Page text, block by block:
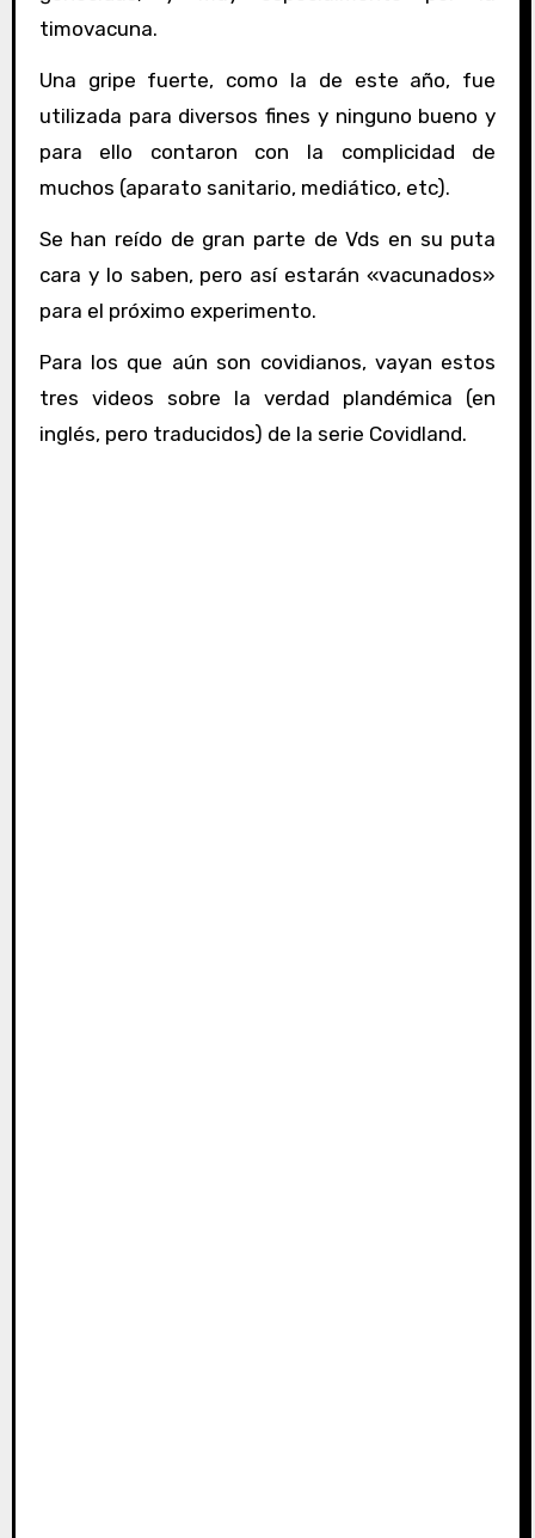
timovacuna.
Una gripe fuerte, como la de este año, fue
utilizada para diversos fines y ninguno bueno y
para ello contaron con la complicidad de
muchos (aparato sanitario, mediático, etc).
Se han reído de gran parte de Vds en su puta
cara y lo saben, pero así estarán «vacunados»
para el próximo experimento.
Para los que aún son covidianos, vayan estos
tres videos sobre la verdad plandémica (en
inglés, pero traducidos) de la serie Covidland.